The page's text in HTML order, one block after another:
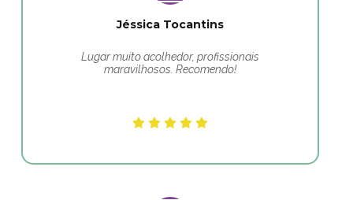
Jéssica Tocantins
Lugar muito acolhedor, profissionais
maravilhosos. Recomendo!